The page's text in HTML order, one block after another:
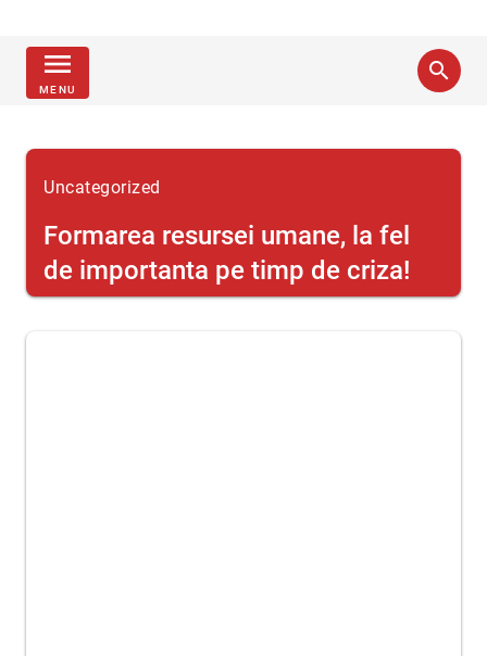
menu
MENU
search
Uncategorized
Formarea resursei umane, la fel
de importanta pe timp de criza!